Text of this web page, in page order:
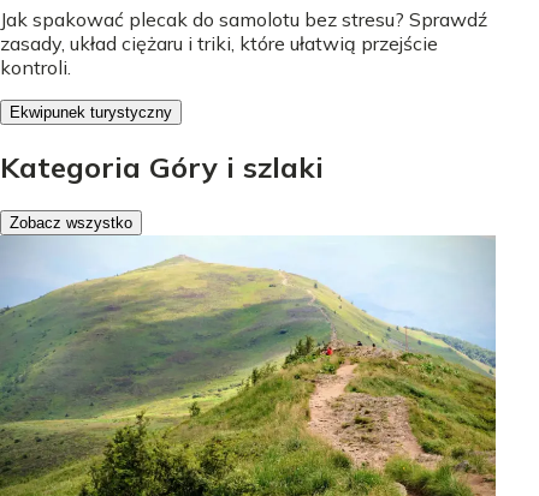
Jak spakować plecak do samolotu bez stresu? Sprawdź
zasady, układ ciężaru i triki, które ułatwią przejście
kontroli.
Ekwipunek turystyczny
Kategoria Góry i szlaki
Zobacz wszystko